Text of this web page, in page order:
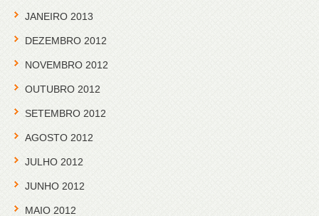
JANEIRO 2013
DEZEMBRO 2012
NOVEMBRO 2012
OUTUBRO 2012
SETEMBRO 2012
AGOSTO 2012
JULHO 2012
JUNHO 2012
MAIO 2012